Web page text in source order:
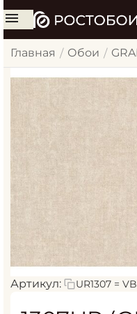
Главная / Обои /
Артикул: UR1307 =